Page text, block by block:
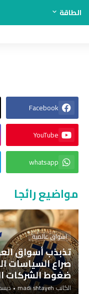
الطاقة
Facebook
YouTube
whatsapp
مواضيع رائجا
اسواق عالمية
تذبذب أسواق
صراع السياسات
ضغوط الشركات
الكاتبmadi shtayeh
•ديسمبر